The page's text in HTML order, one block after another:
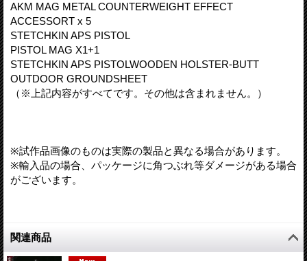
AKM MAG METAL COUNTERWEIGHT EFFECT
ACCESSORT x 5
STETCHKIN APS PISTOL
PISTOL MAG X1+1
STETCHKIN APS PISTOLWOODEN HOLSTER-BUTT
OUTDOOR GROUNDSHEET
（※上記内容がすべてです。その他は含まれません。）
※試作品画像のものは実際の製品と異なる場合があります。
※輸入品の場合、パッケージに角つぶれ等ダメージがある場合
がございます。
関連商品